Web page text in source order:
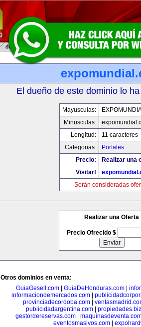
El dueño de este dominio lo
Mayusculas:
Minusculas:
Longitud:
11 caracteres
Categorias:
Portales
Precio:
Realizar una
Visitar!
Serán consideradas
Realizar una Oferta
Precio Ofrecido $
Otros dominios en venta:
GuiaGesell.com| GuiaDeHonduras.com|
informaciondemercados.com|
provinciadecordoba.com
publicidadargentina.com| propiedades.biz
gestordereservas.com|
eventosmasivos.com